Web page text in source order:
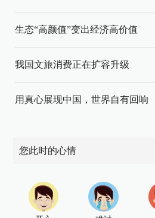
生态“高颜值”变出经济高价值
我国文旅消费正在扩容升级
用真心展现中国，世界自有回响
您此时的心情